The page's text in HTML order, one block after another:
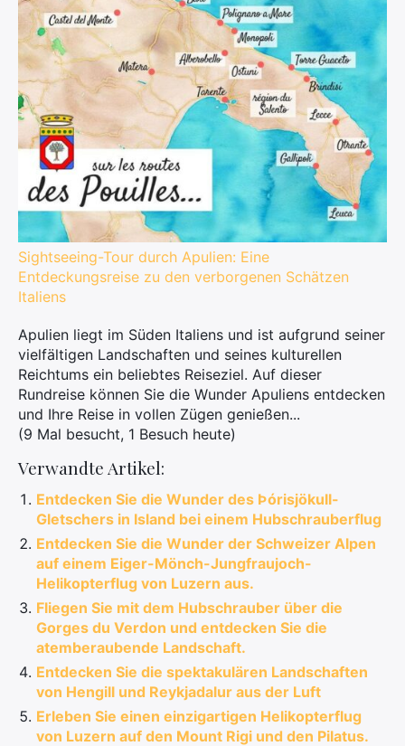
Sightseeing-Tour durch Apulien: Eine
Entdeckungsreise zu den verborgenen Schätzen
Italiens
Apulien liegt im Süden Italiens und ist aufgrund seiner
vielfältigen Landschaften und seines kulturellen
Reichtums ein beliebtes Reiseziel. Auf dieser
Rundreise können Sie die Wunder Apuliens entdecken
und Ihre Reise in vollen Zügen genießen...
(9 Mal besucht, 1 Besuch heute)
Verwandte Artikel:
Entdecken Sie die Wunder des Þórisjökull-
Gletschers in Island bei einem Hubschrauberflug
Entdecken Sie die Wunder der Schweizer Alpen
auf einem Eiger-Mönch-Jungfraujoch-
Helikopterflug von Luzern aus.
Fliegen Sie mit dem Hubschrauber über die
Gorges du Verdon und entdecken Sie die
atemberaubende Landschaft.
Entdecken Sie die spektakulären Landschaften
von Hengill und Reykjadalur aus der Luft
Erleben Sie einen einzigartigen Helikopterflug
von Luzern auf den Mount Rigi und den Pilatus.